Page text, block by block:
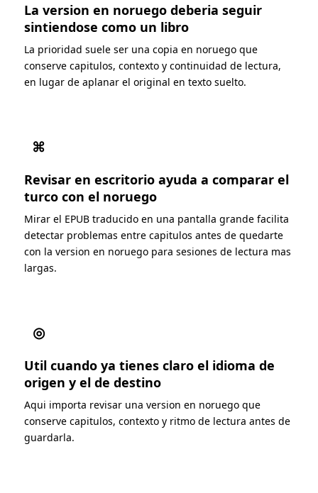
La version en noruego deberia seguir
sintiendose como un libro
La prioridad suele ser una copia en noruego que
conserve capitulos, contexto y continuidad de lectura,
en lugar de aplanar el original en texto suelto.
⌘
Revisar en escritorio ayuda a comparar el
turco con el noruego
Mirar el EPUB traducido en una pantalla grande facilita
detectar problemas entre capitulos antes de quedarte
con la version en noruego para sesiones de lectura mas
largas.
◎
Util cuando ya tienes claro el idioma de
origen y el de destino
Aqui importa revisar una version en noruego que
conserve capitulos, contexto y ritmo de lectura antes de
guardarla.